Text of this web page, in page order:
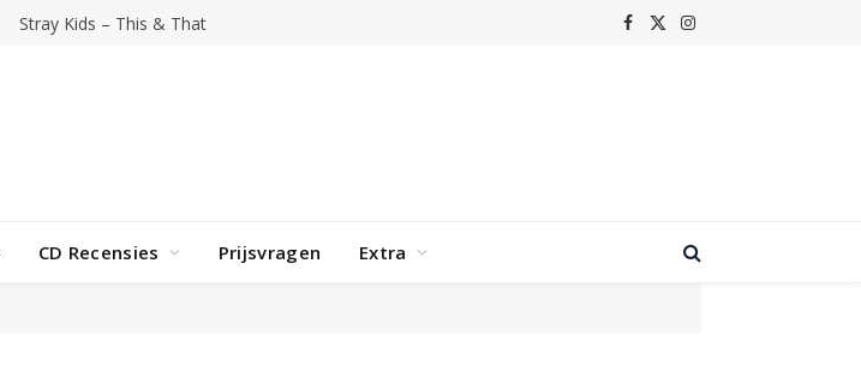
Stray Kids – This & That Facebook
X
Instagram
CD Recensies Prijsvragen Extra